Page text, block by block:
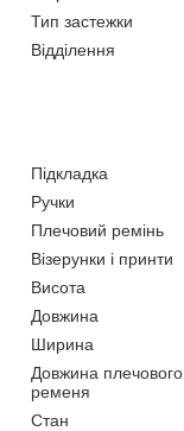
Тип застежки
Відділення
Підкладка
Ручки
Плечовий ремінь
Візерунки і принти
Висота
Довжина
Ширина
Довжина плечового
ременя
Стан